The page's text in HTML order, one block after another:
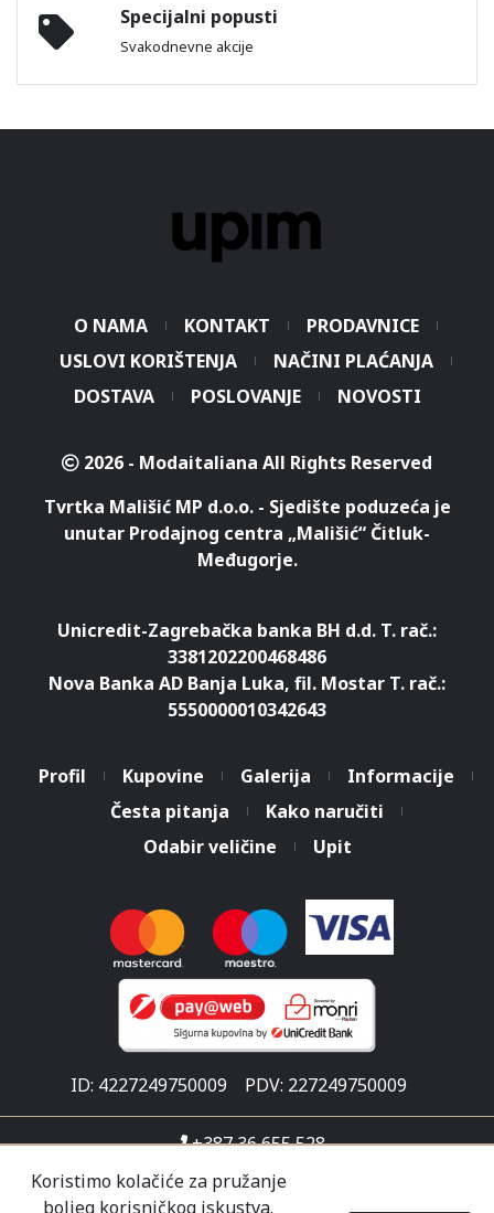
Koristimo kolačiće za pružanje
boljeg korisničkog iskustva.
Specijalni popusti
Svakodnevne akcije
O NAMA KONTAKT
PRODAVNICE
USLOVI KORIŠTENJA
NAČINI PLAĆANJA
DOSTAVA
POSLOVANJE NOVOSTI
2026 - Modaitaliana All Rights Reserved
Tvrtka Mališić MP d.o.o. - Sjedište poduzeća je
unutar Prodajnog centra „Mališić“ Čitluk-
Međugorje.
Unicredit-Zagrebačka banka BH d.d. T. rač.:
3381202200468486
Nova Banka AD Banja Luka, fil. Mostar T. rač.:
5550000010342643
Profil Kupovine Galerija
Informacije
Česta pitanja
Kako naručiti
Odabir veličine
Upit
ID: 4227249750009 PDV: 227249750009
+387 36 655 528
info@malisicshop.ba